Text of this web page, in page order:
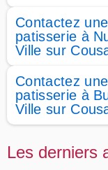
Contactez
patisserie à
Ville sur
Contactez
patisserie à
Ville sur
Les derniers